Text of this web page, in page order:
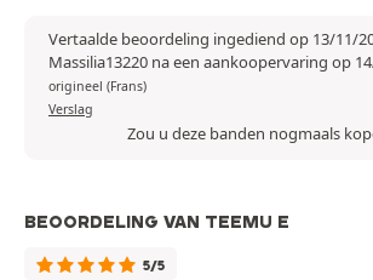
Vertaalde beoordeling ingediend op 13/11/
Massilia13220 na een aankoopervaring op
origineel (Frans)
Verslag
Zou u deze banden nogmaals
BEOORDELING VAN TEEMU E
5/5